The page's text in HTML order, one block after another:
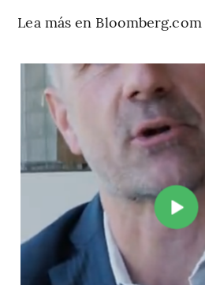
Lea más en Bloomberg.com